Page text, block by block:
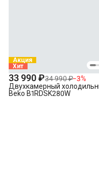
Акция
Хит
33 990 ₽34 990 ₽−3%
Двухкамерный
Beko B1RDSK280W